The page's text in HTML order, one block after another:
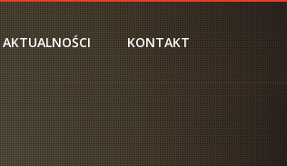
AKTUALNOŚCI KONTAKT